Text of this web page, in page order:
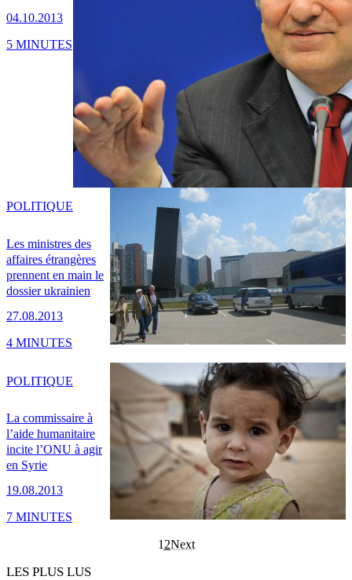
04.10.2013
5 MINUTES
Les ministres des
affaires étrangères
prennent en main le
dossier ukrainien
27.08.2013
POLITIQUE
4 MINUTES
La commissaire à
l’aide humanitaire
incite l’ONU à agir
en Syrie
19.08.2013
POLITIQUE
7 MINUTES
12Next
LES PLUS LUS